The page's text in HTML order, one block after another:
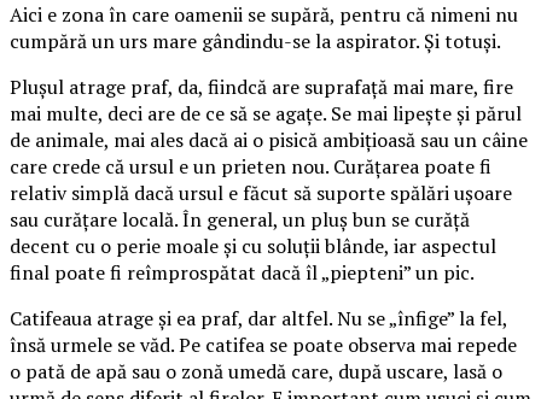
Aici e zona în care oamenii se supără, pentru că nimeni nu
cumpără un urs mare gândindu-se la aspirator. Și totuși.
Plușul atrage praf, da, fiindcă are suprafață mai mare, fire
mai multe, deci are de ce să se agațe. Se mai lipește și părul
de animale, mai ales dacă ai o pisică ambițioasă sau un câine
care crede că ursul e un prieten nou. Curățarea poate fi
relativ simplă dacă ursul e făcut să suporte spălări ușoare
sau curățare locală. În general, un pluș bun se curăță
decent cu o perie moale și cu soluții blânde, iar aspectul
final poate fi reîmprospătat dacă îl „piepteni” un pic.
Catifeaua atrage și ea praf, dar altfel. Nu se „înfige” la fel,
însă urmele se văd. Pe catifea se poate observa mai repede
o pată de apă sau o zonă umedă care, după uscare, lasă o